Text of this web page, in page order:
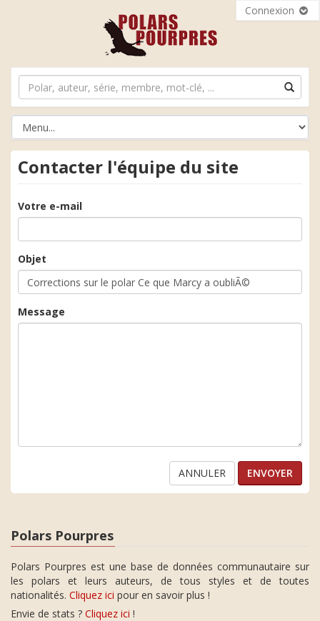
Connexion
Contacter l'équipe du site
Votre e-mail
Objet
Message
ANNULER
Polars Pourpres
Polars Pourpres est une base de données communautaire sur
les polars et leurs auteurs, de tous styles et de toutes
nationalités. Cliquez ici pour en savoir plus !
Envie de stats ? Cliquez ici !